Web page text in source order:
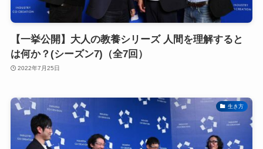
【一挙公開】大人の教養シリーズ 人間を理解すると
は何か？(シーズン7)（全7回）
2022年7月25日
生き方